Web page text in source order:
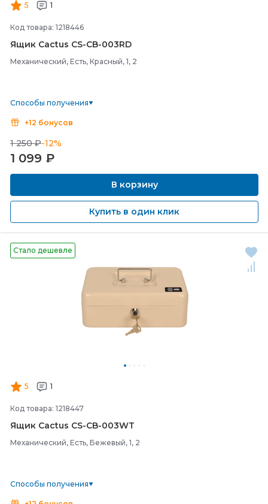
5 1
Код товара: 1218446
Ящик Cactus CS-CB-003RD
Механический, Есть, Красный, 1, 2
Способы получения
+12 бонусов
1 250 ₽-12%
1 099 ₽
В корзину
Купить в один клик
Стало дешевле
5 1
Код товара: 1218447
Ящик Cactus CS-CB-003WT
Механический, Есть, Бежевый, 1, 2
Способы получения